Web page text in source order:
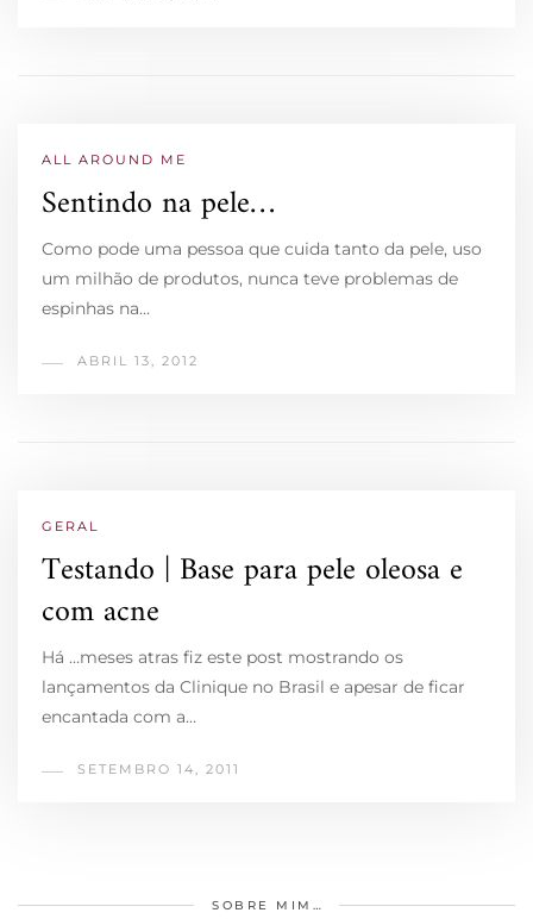
ALL AROUND ME
Sentindo na pele…
Como pode uma pessoa que cuida tanto da pele, uso
um milhão de produtos, nunca teve problemas de
espinhas na…
ABRIL 13, 2012
GERAL
Testando | Base para pele oleosa e
com acne
Há …meses atras fiz este post mostrando os
lançamentos da Clinique no Brasil e apesar de ficar
encantada com a…
SETEMBRO 14, 2011
SOBRE MIM…